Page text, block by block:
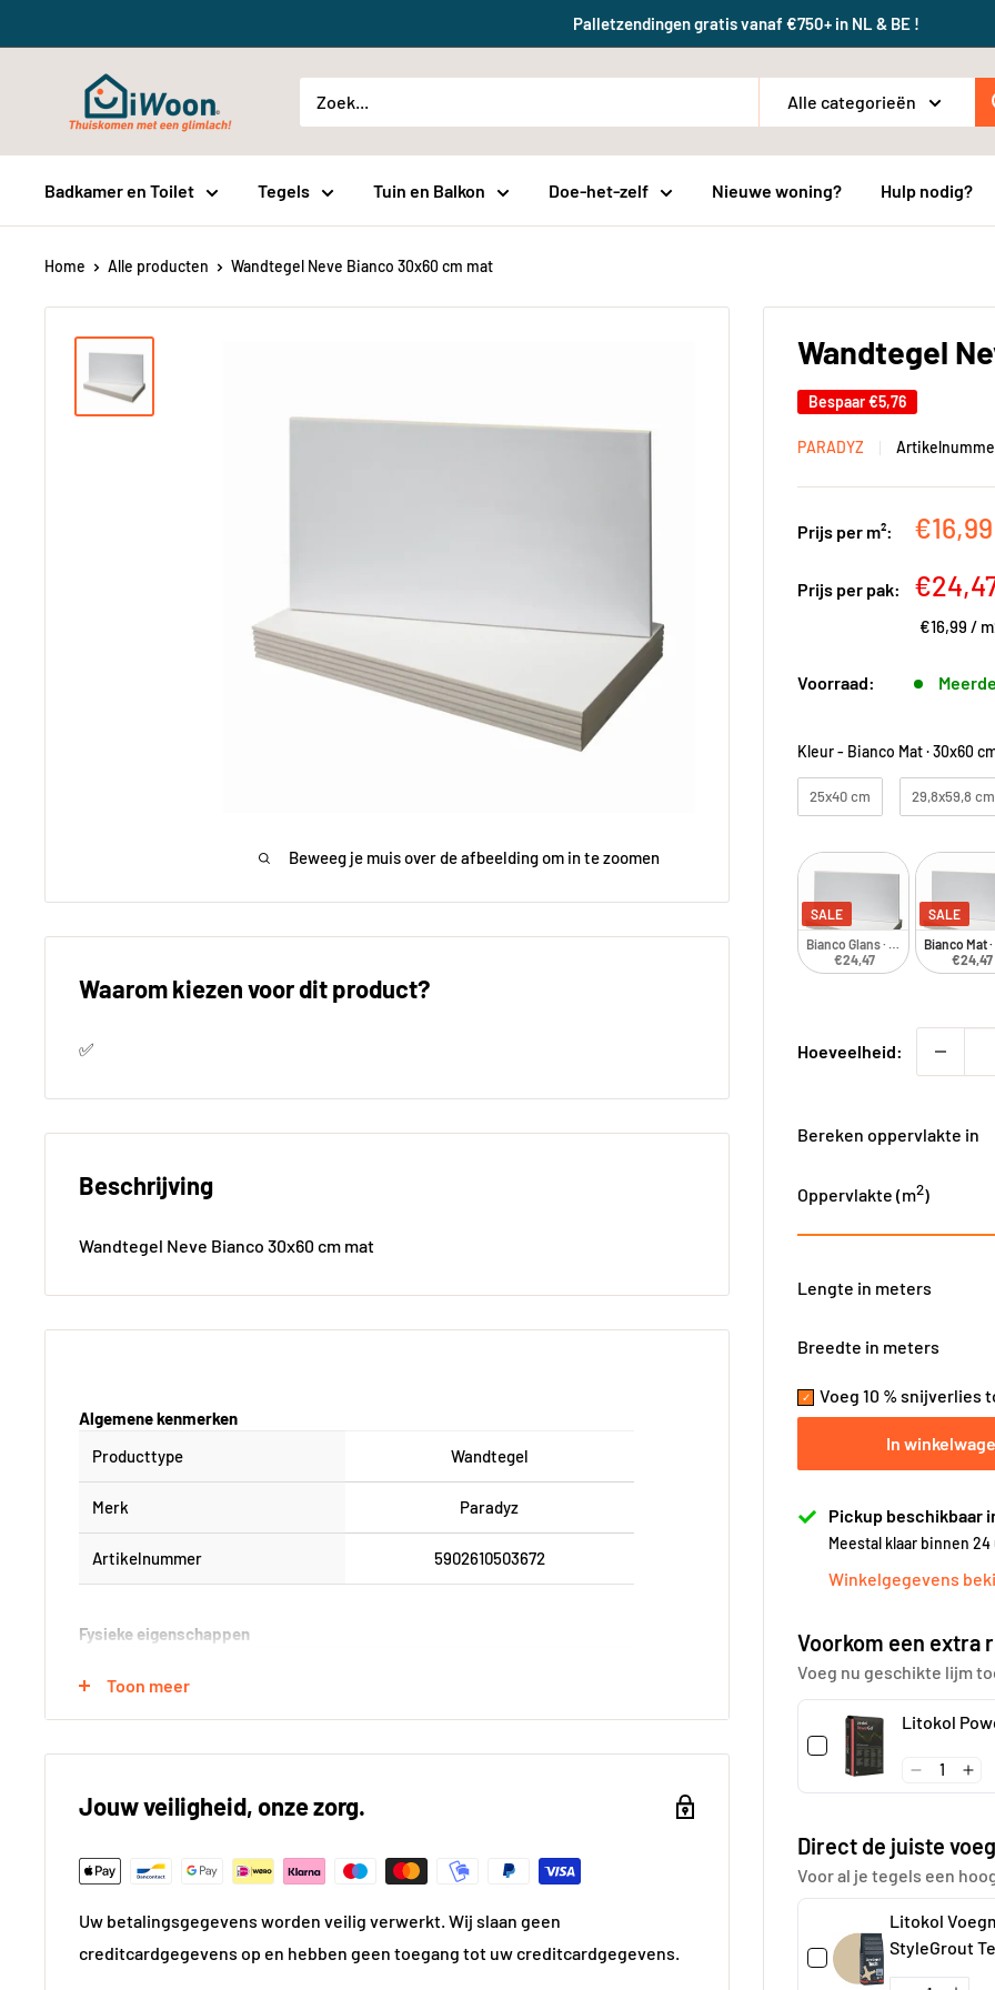
naar
Palletzendingen gratis vanaf €750+ in NL & BE !
iWoon.nl
Alle categorieën
Badkamer en Toilet Tegels Tuin en Balkon Doe-het-zelf Nieuwe woning? Hulp nodig?
Home Alle producten Wandtegel Neve Bianco 30x60 cm mat
Beweeg je muis over de afbeelding om in te zoomen
Wandtegel
Bespaar€5,76
PARADYZ
Prijs per m²: €16,99
Prijs per pak:
€16,99 /
Voorraad:
Kleur- Bianco Mat · 30x60
25x40 cm 29,8x59,8 cm
SALE
Bianco Glans · 30x60 cm · Glans
€24,47
SALE
Bianco Mat ·
€24,47
Hoeveelheid:
Bereken oppervlakte in
Oppervlakte (m2)
Lengte in meters
Breedte in meters
Voeg 10 % snijverlies
In
Pickup beschikbaar
Meestal klaar binnen 24
Winkelgegevens
Voorkom een extra
Voeg nu geschikte lijm
Litokol
Direct de juiste
Voor al je tegels een
Litokol
StyleGrout
á 3 kg
Waarom kiezen voor dit product?
✅
Beschrijving
Wandtegel Neve Bianco 30x60 cm mat
Algemene kenmerken
Producttype
Wandtegel
Merk Paradyz
Artikelnummer 5902610503672
Fysieke eigenschappen
Breedte in cm 60
Kleur gedetailleerd
Vorm Rechthoek
Toon meer
Jouw veiligheid, onze zorg.
Uw betalingsgegevens worden veilig verwerkt. Wij slaan geen
creditcardgegevens op en hebben geen toegang tot uw creditcardgegevens.